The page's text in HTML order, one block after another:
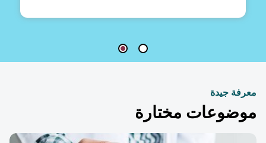
جيدة
مختارة